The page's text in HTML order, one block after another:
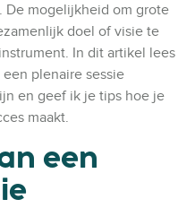
De mogelijkheid om grote
doel of visie te
In dit artikel lees
plenaire sessie
en geef ik je tips hoe je
maakt.
een